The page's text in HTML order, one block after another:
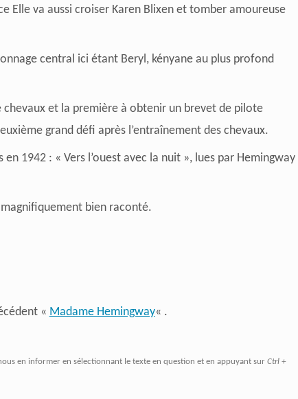
Elle va aussi croiser Karen Blixen et tomber amoureuse
central ici étant Beryl, kényane au plus profond
et la première à obtenir un brevet de pilote
grand défi après l’entraînement des chevaux.
en 1942 : « Vers l’ouest avec la nuit », lues par Hemingway
bien raconté.
« Madame Hemingway« .
en informer en sélectionnant le texte en question et en appuyant sur Ctrl +